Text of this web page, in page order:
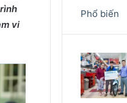
vi
Phổ biến